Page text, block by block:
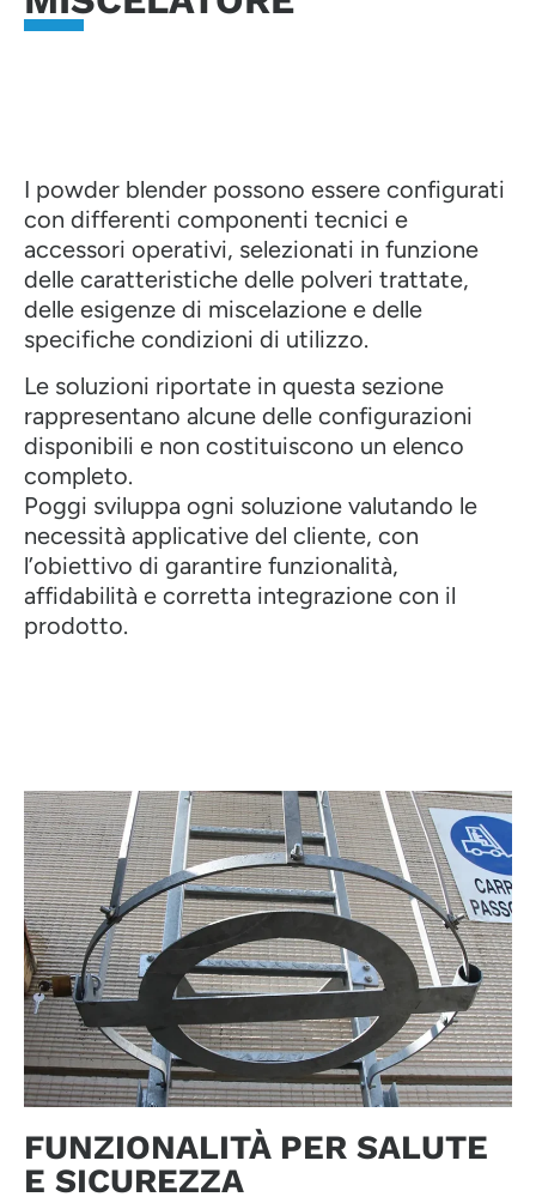
I powder blender possono essere configurati
con differenti componenti tecnici e
accessori operativi, selezionati in funzione
delle caratteristiche delle polveri trattate,
delle esigenze di miscelazione e delle
specifiche condizioni di utilizzo.
Le soluzioni riportate in questa sezione
rappresentano alcune delle configurazioni
disponibili e non costituiscono un elenco
completo.
Poggi sviluppa ogni soluzione valutando le
necessità applicative del cliente, con
l’obiettivo di garantire funzionalità,
affidabilità e corretta integrazione con il
prodotto.
FUNZIONALITÀ PER SALUTE
E SICUREZZA